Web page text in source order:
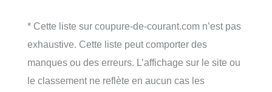
* Cette liste sur coupure-de-courant.com n’est pas
exhaustive. Cette liste peut comporter des
manques ou des erreurs. L’affichage sur le site ou
le classement ne reflète en aucun cas les